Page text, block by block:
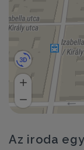
Az iroda